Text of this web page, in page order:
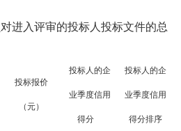
进入评审的投标人投标文件的总
投标报价
（元）
投标人的企
业季度信用
得分
投标人的企
业季度信用
得分排序